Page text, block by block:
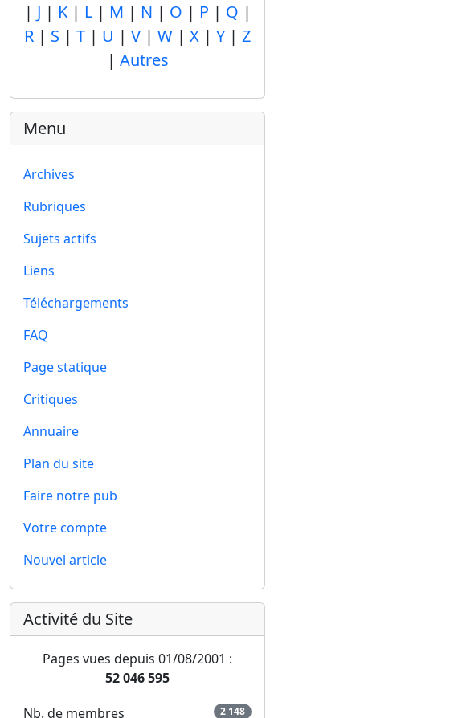
| J | K| L| M | N | O | P | Q |
R | S | T | U | V | W | X | Y | Z
| Autres
Menu
Archives
Rubriques
Sujets actifs
Liens
Téléchargements
FAQ
Page statique
Critiques
Annuaire
Plan du site
Faire notre pub
Votre compte
Nouvel article
Activité du Site
Pages vues depuis 01/08/2001 :
52 046 595
Nb. de membres
2 148